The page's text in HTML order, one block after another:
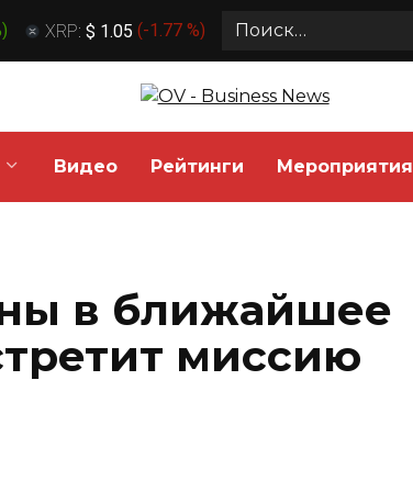
) XRP: $ 1.05 (-1.77 %)
Search
Видео Рейтинги Мероприятия
в ближайшее
миссию